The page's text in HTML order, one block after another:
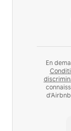
En